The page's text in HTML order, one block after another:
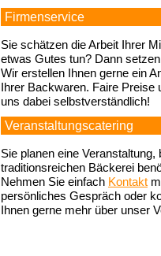
Firmenservice
Sie schätzen die Arbeit Ihrer
etwas Gutes tun? Dann
Wir erstellen Ihnen gerne ein
Ihrer Backwaren. Faire Preise
uns dabei selbstverständlich!
Veranstaltungscatering
Sie planen eine
traditionsreichen Bäckerei
Nehmen Sie einfach Kontakt
persönliches Gespräch oder
Ihnen gerne mehr über unser